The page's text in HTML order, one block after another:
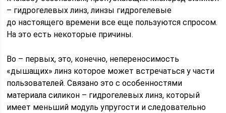
– гидрогелевых линз, линзы гидрогелевые
до настоящего времени все еще пользуются спросом.
На это есть некоторые причины.
Во – первых, это, конечно, непереносимость
«дышащих» линз которое может встречаться у части
пользователей. Связано это с особенностями
материала силикон – гидрогелевых линз, который
имеет меньший модуль упругости и следовательно